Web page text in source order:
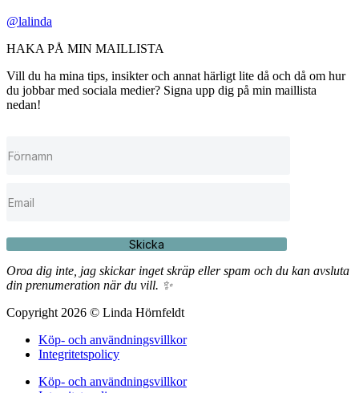
@lalinda
HAKA PÅ MIN MAILLISTA
Vill du ha mina tips, insikter och annat härligt lite då och då om hur
du jobbar med sociala medier? Signa upp dig på min maillista
nedan!
Skicka
Oroa dig inte, jag skickar inget skräp eller spam och du kan avsluta
din prenumeration när du vill. ✨
Copyright 2026 © Linda Hörnfeldt
Köp- och användningsvillkor
Integritetspolicy
Köp- och användningsvillkor